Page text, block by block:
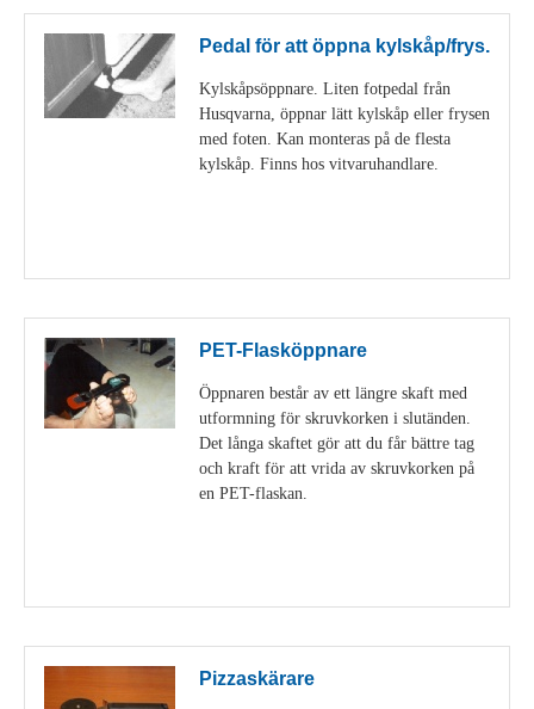
Pedal för att öppna kylskåp/frys.
Kylskåpsöppnare. Liten fotpedal från
Husqvarna, öppnar lätt kylskåp eller frysen
med foten. Kan monteras på de flesta
kylskåp. Finns hos vitvaruhandlare.
PET-Flasköppnare
Öppnaren består av ett längre skaft med
utformning för skruvkorken i slutänden.
Det långa skaftet gör att du får bättre tag
och kraft för att vrida av skruvkorken på
en PET-flaskan.
Pizzaskärare